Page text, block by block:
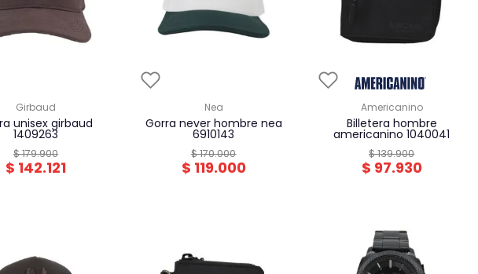
girbaud
1409263
$179.900
$ 142.121
nea
gorra never hombre nea
6910143
$170.000
$ 119.000
americanino
billetera hombre
americanino 1040041
$139.900
$ 97.930